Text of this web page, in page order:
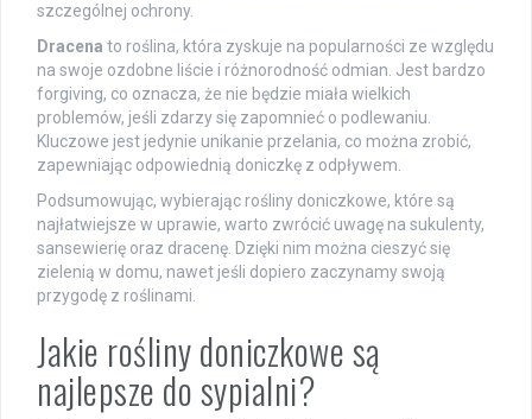
szczególnej ochrony.
Dracena to roślina, która zyskuje na popularności ze względu
na swoje ozdobne liście i różnorodność odmian. Jest bardzo
forgiving, co oznacza, że nie będzie miała wielkich
problemów, jeśli zdarzy się zapomnieć o podlewaniu.
Kluczowe jest jedynie unikanie przelania, co można zrobić,
zapewniając odpowiednią doniczkę z odpływem.
Podsumowując, wybierając rośliny doniczkowe, które są
najłatwiejsze w uprawie, warto zwrócić uwagę na sukulenty,
sansewierię oraz dracenę. Dzięki nim można cieszyć się
zielenią w domu, nawet jeśli dopiero zaczynamy swoją
przygodę z roślinami.
Jakie rośliny doniczkowe są
najlepsze do sypialni?